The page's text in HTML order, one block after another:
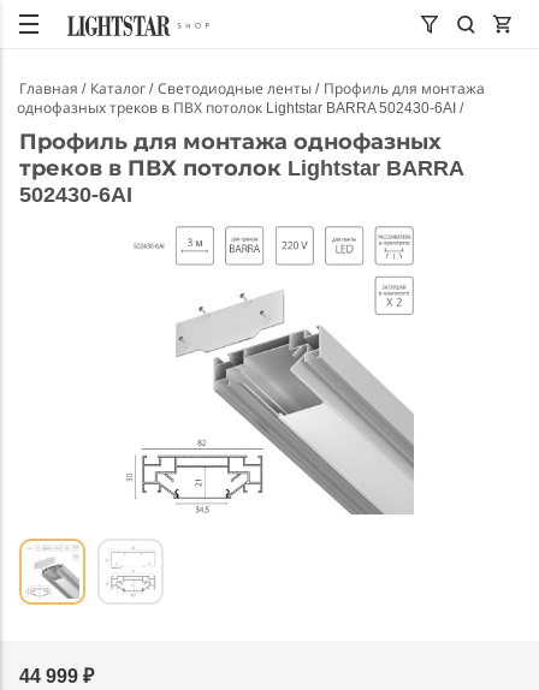
Главная Каталог Светодиодные ленты
Профиль для монтажа
однофазных треков в ПВХ потолок Lightstar BARRA 502430-6AI
Профиль для монтажа однофазных
треков в ПВХ потолок Lightstar BARRA
502430-6AI
44 999 ₽